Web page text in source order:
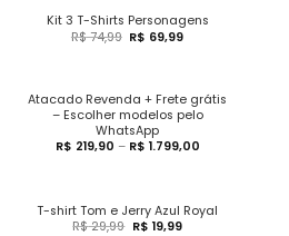
Kit 3 T-Shirts Personagens
R$74,99 R$ 69,99
Atacado Revenda + Frete grátis
– Escolher modelos pelo
WhatsApp
R$ 219,90 – R$ 1.799,00
T-shirt Tom e Jerry Azul Royal
R$29,99 R$ 19,99